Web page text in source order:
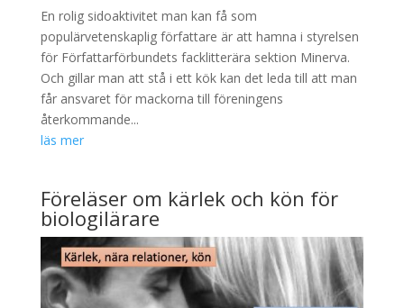
En rolig sidoaktivitet man kan få som
populärvetenskaplig författare är att hamna i styrelsen
för Författarförbundets facklitterära sektion Minerva.
Och gillar man att stå i ett kök kan det leda till att man
får ansvaret för mackorna till föreningens
återkommande...
läs mer
Föreläser om kärlek och kön för
biologilärare